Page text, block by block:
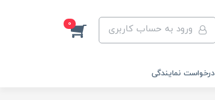
ورود به حساب کاربری 0
درخواست نمایندگی